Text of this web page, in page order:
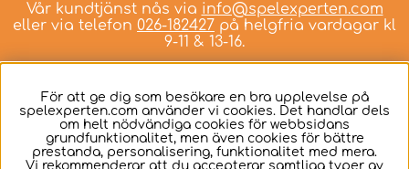
Vår kundtjänst nås via info@spelexperten.com
eller via telefon 026-182427 på helgfria vardagar kl
9-11 & 13-16.
Svenska
För att ge dig som besökare en bra upplevelse på
spelexperten.com använder vi cookies. Det handlar dels
om helt nödvändiga cookies för webbsidans
grundfunktionalitet, men även cookies för bättre
prestanda, personalisering, funktionalitet med mera.
Vi rekommenderar att du accepterar samtliga typer av